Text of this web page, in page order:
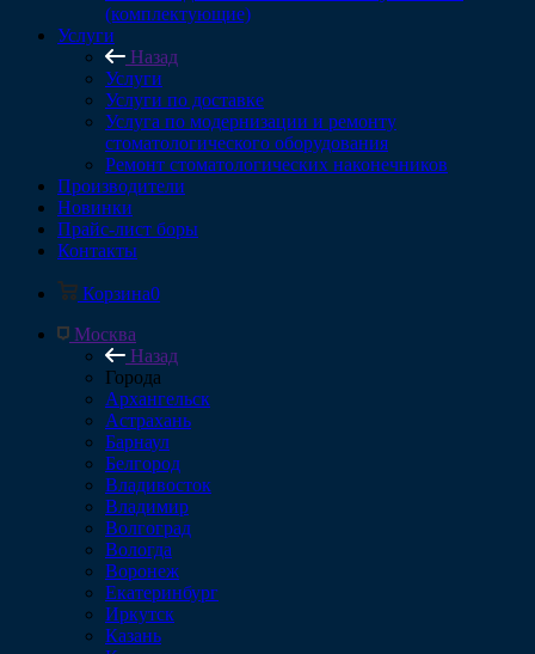
(комплектующие)
Услуги
Назад
Услуги
Услуги по доставке
Услуга по модернизации и ремонту
стоматологического оборудования
Ремонт стоматологических наконечников
Производители
Новинки
Прайс-лист боры
Контакты
Корзина0
Москва
Назад
Города
Архангельск
Астрахань
Барнаул
Белгород
Владивосток
Владимир
Волгоград
Вологда
Воронеж
Екатеринбург
Иркутск
Казань